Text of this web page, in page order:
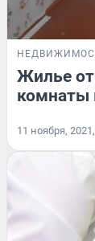
Жилье
комнаты
11 ноября,